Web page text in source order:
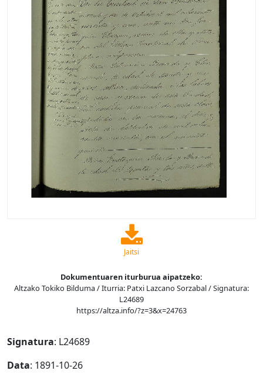
Jaitsi
Dokumentuaren iturburua aipatzeko:
Altzako Tokiko Bilduma / Iturria: Patxi Lazcano Sorzabal / Signatura:
L24689
https://altza.info/?z=3&x=24763
Signatura: L24689
Data: 1891-10-26